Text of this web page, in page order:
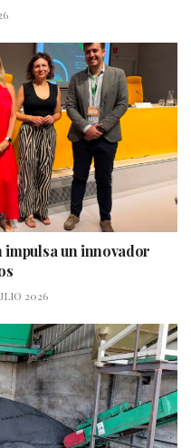
impulsa un innovador
2026